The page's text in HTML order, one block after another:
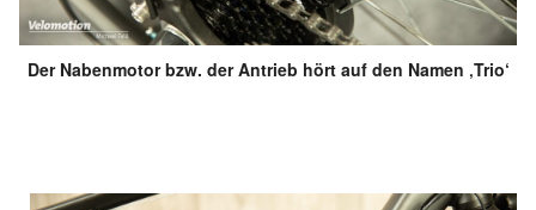
Der Nabenmotor bzw. der Antrieb hört auf den Namen ‚Trio‘